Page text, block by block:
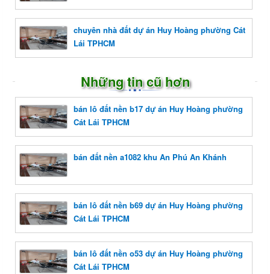
chuyên nhà đất dự án Huy Hoàng phường Cát
Lái TPHCM
Những tin cũ hơn
bán lô đất nền b17 dự án Huy Hoàng phường
Cát Lái TPHCM
bán đất nền a1082 khu An Phú An Khánh
bán lô đất nền b69 dự án Huy Hoàng phường
Cát Lái TPHCM
bán lô đất nền o53 dự án Huy Hoàng phường
Cát Lái TPHCM